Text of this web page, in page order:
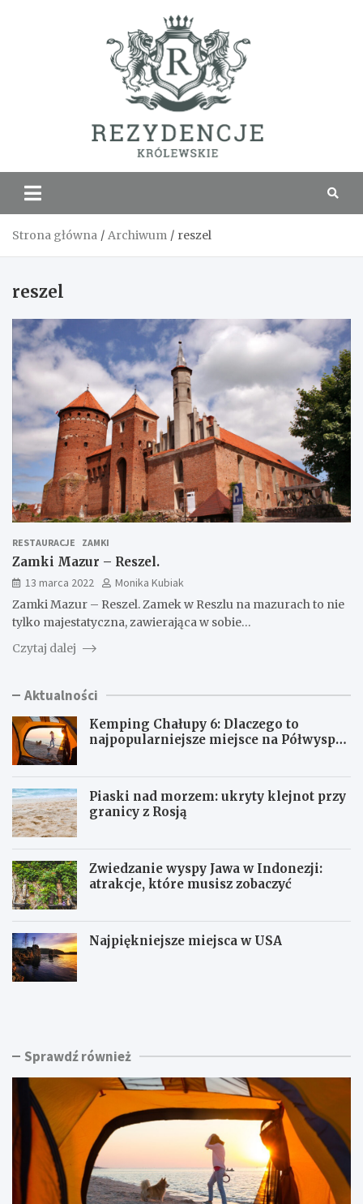
Strona główna Archiwum reszel
reszel
RESTAURACJE ZAMKI
Zamki Mazur – Reszel.
13 marca 2022
Monika Kubiak
Zamki Mazur – Reszel. Zamek w Reszlu na mazurach to nie
tylko majestatyczna, zawierająca w sobie…
Czytaj dalej
Aktualności
Kemping Chałupy 6: Dlaczego to
najpopularniejsze miejsce na Półwyspie
Piaski nad morzem: ukryty klejnot przy
granicy z Rosją
Zwiedzanie wyspy Jawa w Indonezji:
atrakcje, które musisz zobaczyć
Najpiękniejsze miejsca w USA
K
n
a
ł
u
p
P
i
m
o
r
z
m
Sprawdź również